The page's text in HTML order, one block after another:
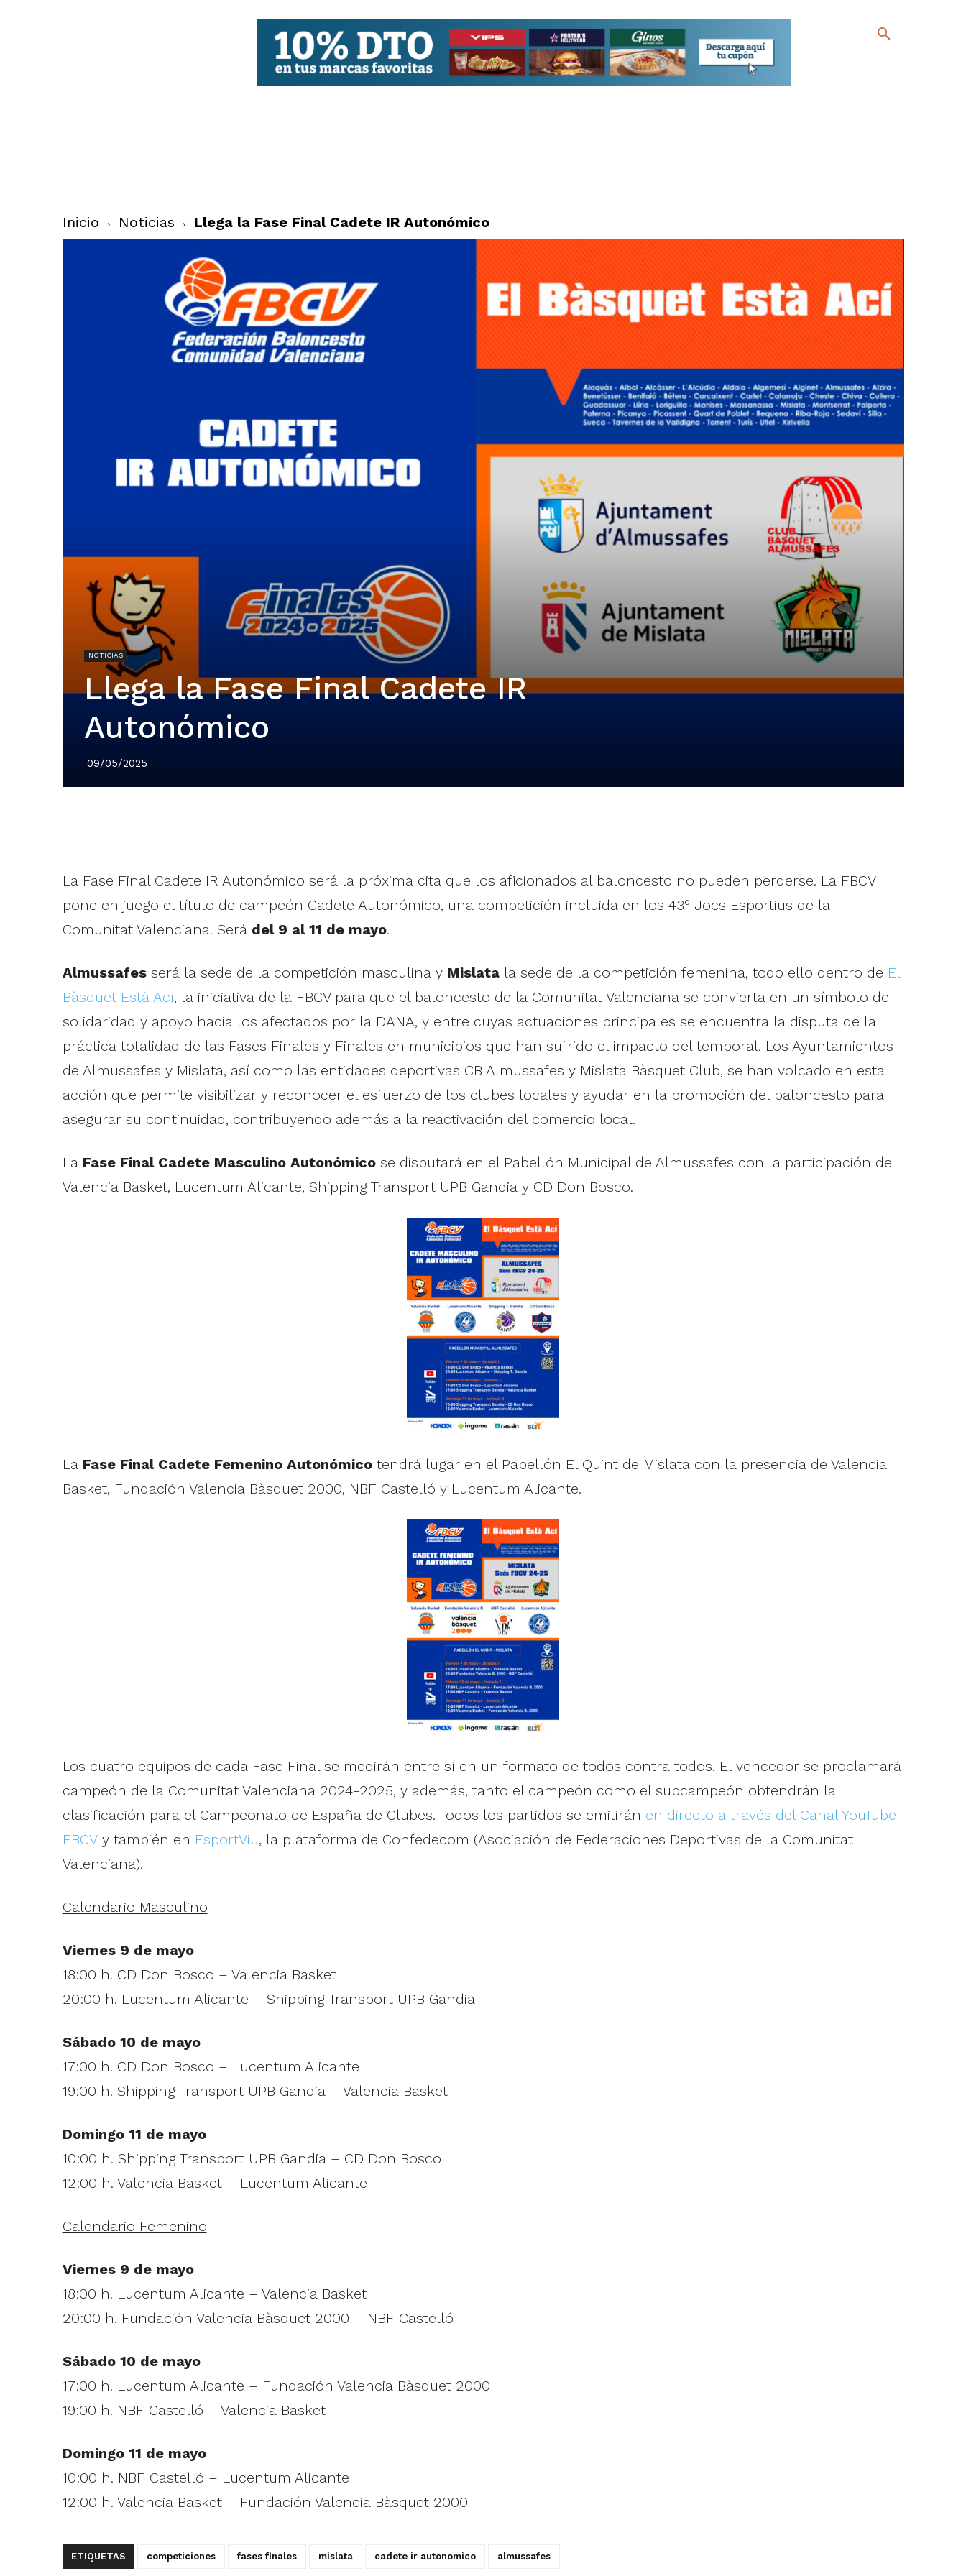
Inicio Noticias Llega la Fase Final Cadete IR Autonómico
NOTICIAS
Llega la Fase Final Cadete IR
Autonómico
09/05/2025
La Fase Final Cadete IR Autonómico será la próxima cita que los aficionados al baloncesto no pueden perderse. La FBCV
pone en juego el título de campeón Cadete Autonómico, una competición incluida en los 43º Jocs Esportius de la
Comunitat Valenciana. Será del 9 al 11 de mayo.
Almussafesserá la sede de la competición masculina y Mislatala sede de la competición femenina, todo ello dentro de El
Bàsquet Està Ací, la iniciativa de la FBCV para que el baloncesto de la Comunitat Valenciana se convierta en un símbolo de
solidaridad y apoyo hacia los afectados por la DANA, y entre cuyas actuaciones principales se encuentra la disputa de la
práctica totalidad de las Fases Finales y Finales en municipios que han sufrido el impacto del temporal. Los Ayuntamientos
de Almussafes y Mislata, así como las entidades deportivas CB Almussafes y Mislata Bàsquet Club, se han volcado en esta
acción que permite visibilizar y reconocer el esfuerzo de los clubes locales y ayudar en la promoción del baloncesto para
asegurar su continuidad, contribuyendo además a la reactivación del comercio local.
La Fase Final Cadete Masculino Autonómicose disputará en el Pabellón Municipal de Almussafes con la participación de
Valencia Basket, Lucentum Alicante, Shipping Transport UPB Gandia y CD Don Bosco.
La Fase Final Cadete Femenino Autonómicotendrá lugar en el Pabellón El Quint de Mislata con la presencia de Valencia
Basket, Fundación Valencia Bàsquet 2000, NBF Castelló y Lucentum Alicante.
Los cuatro equipos de cada Fase Final se medirán entre sí en un formato de todos contra todos. El vencedor se proclamará
campeón de la Comunitat Valenciana 2024-2025, y además, tanto el campeón como el subcampeón obtendrán la
clasificación para el Campeonato de España de Clubes. Todos los partidos se emitirán en directo a través del Canal YouTube
FBCVy también en EsportViu, la plataforma de Confedecom (Asociación de Federaciones Deportivas de la Comunitat
Valenciana).
Calendario Masculino
Viernes 9 de mayo
18:00 h. CD Don Bosco – Valencia Basket
20:00 h. Lucentum Alicante – Shipping Transport UPB Gandia
Sábado 10 de mayo
17:00 h. CD Don Bosco – Lucentum Alicante
19:00 h. Shipping Transport UPB Gandia – Valencia Basket
Domingo 11 de mayo
10:00 h. Shipping Transport UPB Gandia – CD Don Bosco
12:00 h. Valencia Basket – Lucentum Alicante
Calendario Femenino
Viernes 9 de mayo
18:00 h. Lucentum Alicante – Valencia Basket
20:00 h. Fundación Valencia Bàsquet 2000 – NBF Castelló
Sábado 10 de mayo
17:00 h. Lucentum Alicante – Fundación Valencia Bàsquet 2000
19:00 h. NBF Castelló – Valencia Basket
Domingo 11 de mayo
10:00 h. NBF Castelló – Lucentum Alicante
12:00 h. Valencia Basket – Fundación Valencia Bàsquet 2000
ETIQUETAS competiciones fases finales mislata cadete ir autonomico almussafes